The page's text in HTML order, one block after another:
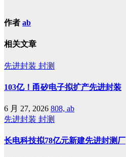
作者 ab
相关文章
先进封装 封测
103亿！甬矽电子拟扩产先进封装
6 月 27, 2026 808, ab
先进封装 封测
长电科技拟78亿元新建先进封测厂